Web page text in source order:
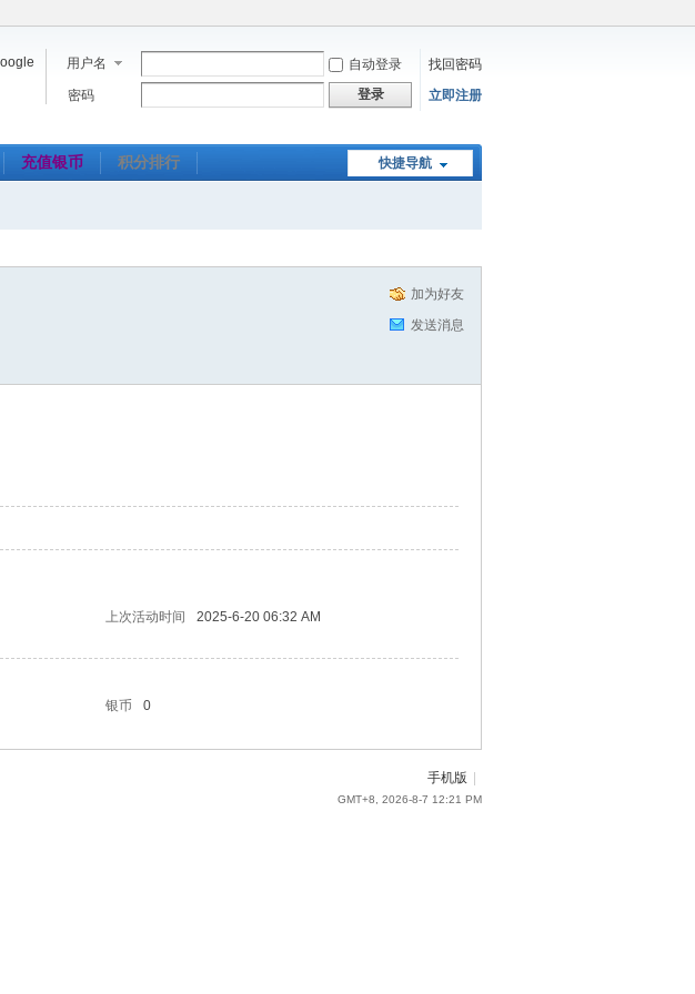
用户名 自动登录
找回密码
密码
登录 立即注册
快捷导航
充值银币 积分排行
加为好友
发送消息
上次活动时间
2025-6-20 06:32 AM
银币 0
手机版
GMT+8, 2026-8-7 12:21 PM